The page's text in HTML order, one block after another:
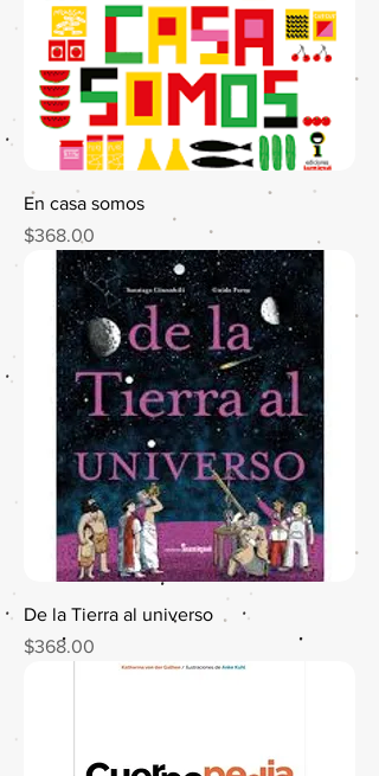
En casa somos
Precio
$368.00
De la Tierra al universo
Precio
$368.00